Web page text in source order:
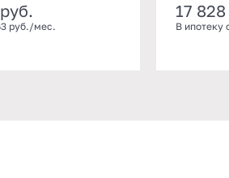
руб.
руб./мес.
17
В ипотеку